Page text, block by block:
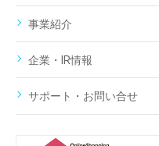
事業紹介
企業・IR情報
サポート・お問い合せ